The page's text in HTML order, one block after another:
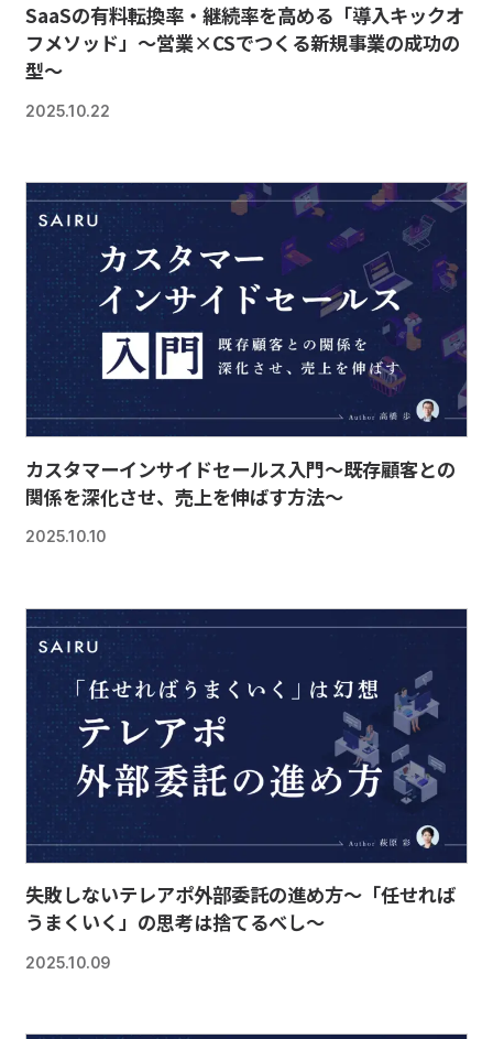
SaaSの有料転換率・継続率を高める「導入キックオ
フメソッド」〜営業×CSでつくる新規事業の成功の
型〜
2025.10.22
カスタマーインサイドセールス入門～既存顧客との
関係を深化させ、売上を伸ばす方法～
2025.10.10
失敗しないテレアポ外部委託の進め方～「任せれば
うまくいく」の思考は捨てるべし～
2025.10.09